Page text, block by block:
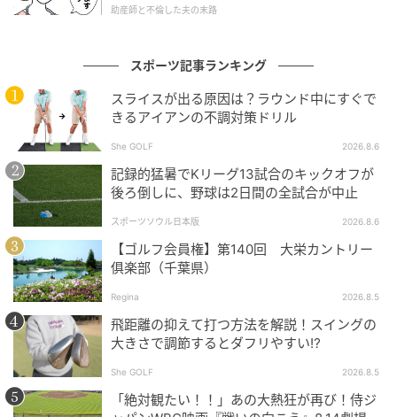
She GOLF【シーゴルフ】
トゥヒット狙いのほうが飛距離のロスが少なくなる
し、構えたときのライ角どおりに打てる
これはNG
助産師と不倫した夫の末路
スポーツ記事ランキング
スライスが出る原因は？ラウンド中にすぐで
きるアイアンの不調対策ドリル
She GOLF 2026.8.6
記録的猛暑でKリーグ13試合のキックオフが
後ろ倒しに、野球は2日間の全試合が中止
スポーツソウル日本版 2026.8.6
【ゴルフ会員権】第140回 大栄カントリー
俱楽部（千葉県）
Regina 2026.8.5
飛距離の抑えて打つ方法を解説！スイングの
大きさで調節するとダフリやすい⁉
She GOLF 2026.8.5
「絶対観たい！！」あの大熱狂が再び！侍ジ